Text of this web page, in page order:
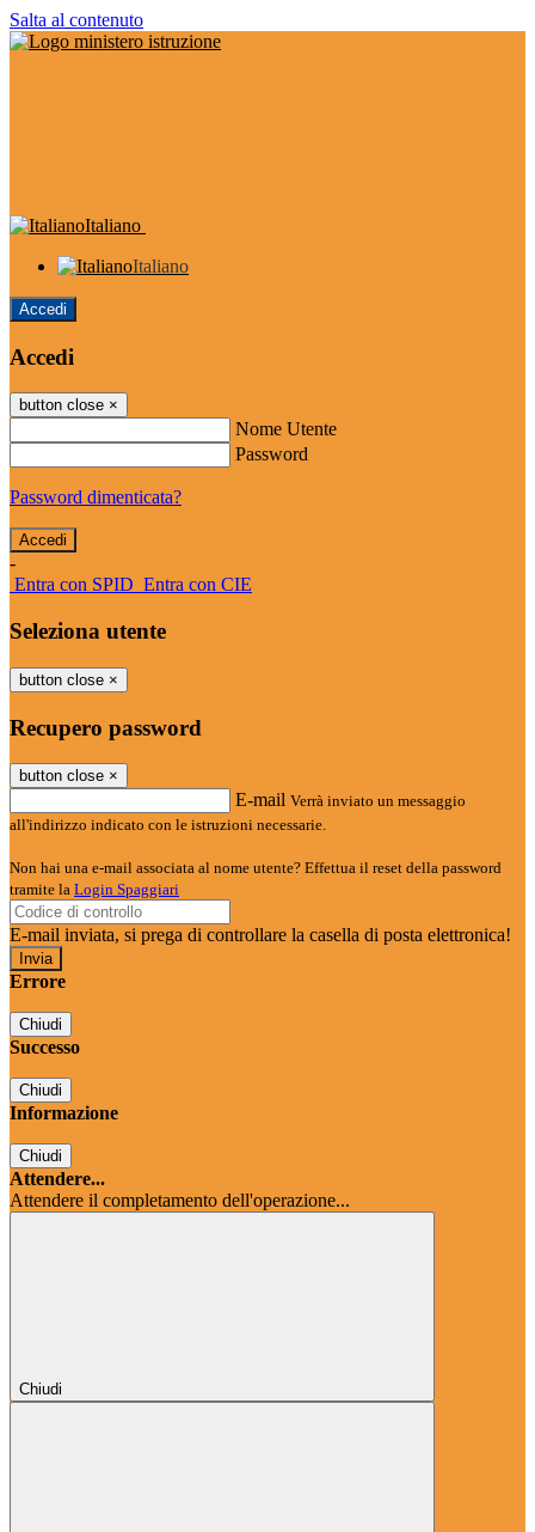
Salta al contenuto
Italiano
Italiano
Accedi
Accedi
button close ×
Nome Utente
Password
Password dimenticata?
-
Entra con SPID Entra con CIE
Seleziona utente
button close ×
Recupero password
button close ×
E-mail Verrà inviato un messaggio
all'indirizzo indicato con le istruzioni necessarie.
Non hai una e-mail associata al nome utente? Effettua il reset della password
tramite la Login Spaggiari
E-mail inviata, si prega di controllare la casella di posta elettronica!
Errore
Chiudi
Successo
Chiudi
Informazione
Chiudi
Attendere...
Attendere il completamento dell'operazione...
Chiudi